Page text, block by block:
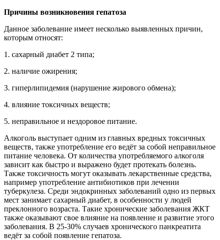
Причины возникновения гепатоза
Данное заболевание имеет несколько выявленных причин,
которым относят:
1. сахарный диабет 2 типа;
2. наличие ожирения;
3. гиперлипидемия (нарушение жирового обмена);
4. влияние токсичных веществ;
5. неправильное и нездоровое питание.
Алкоголь выступает одним из главных вредных токсичных
веществ, также употребление его ведёт за собой неправильное
питание человека. От количества употребляемого алкоголя
зависит как быстро и выражено будет протекать болезнь.
Также токсичность могут оказывать лекарственные средства,
например употребление антибиотиков при лечении
туберкулеза. Среди эндокринных заболеваний одно из первых
мест занимает сахарный диабет, в особенности у людей
преклонного возраста. Такие хронические заболевания ЖКТ
также оказывают свое влияние на появление и развитие этого
заболевания. В 25-30% случаев хронического панкреатита
ведёт за собой появление гепатоза.